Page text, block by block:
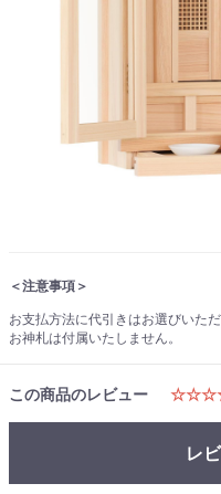
＜注意事項＞
お支払方法に代引きはお選びいただ
お神札は付属いたしません。
この商品のレビュー
レ